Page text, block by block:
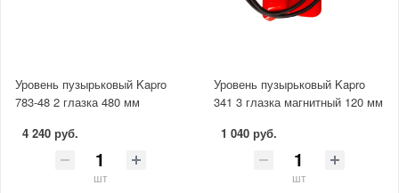
Уровень пузырьковый Kapro
783-48 2 глазка 480 мм
4 240 руб.
шт
Уровень пузырьковый Kapro
341 3 глазка магнитный 120 мм
1 040 руб.
шт